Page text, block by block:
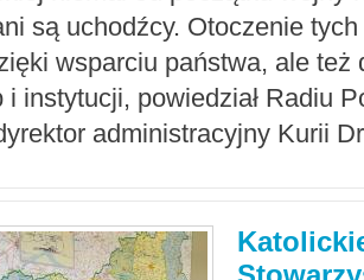
są uchodźcy. Otoczenie
wsparciu państwa, ale też
i instytucji, powiedział Radiu
administracyjny Kurii